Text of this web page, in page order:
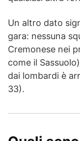
Un altro dato
gara: nessuna
Cremonese nei
come il
dai lombardi è
33).